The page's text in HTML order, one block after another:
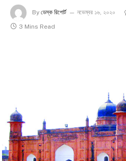
By ডেস্ক রিপোর্ট নভেম্বর ১৬, ২০২০
3 Mins Read